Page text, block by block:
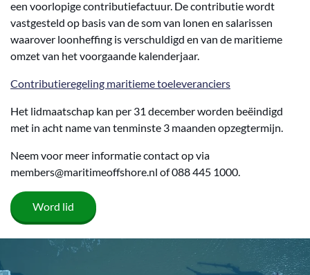
een voorlopige contributiefactuur. De contributie wordt
vastgesteld op basis van de som van lonen en salarissen
waarover loonheffing is verschuldigd en van de maritieme
omzet van het voorgaande kalenderjaar.
Contributieregeling maritieme toeleveranciers
Het lidmaatschap kan per 31 december worden beëindigd
met in acht name van tenminste 3 maanden opzegtermijn.
Neem voor meer informatie contact op via
members@maritimeoffshore.nl of 088 445 1000.
Word lid